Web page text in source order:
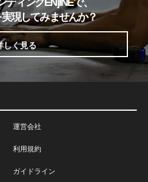
ィングENjiNEで、
現してみませんか？
しく見る
運営会社
利用規約
ガイドライン